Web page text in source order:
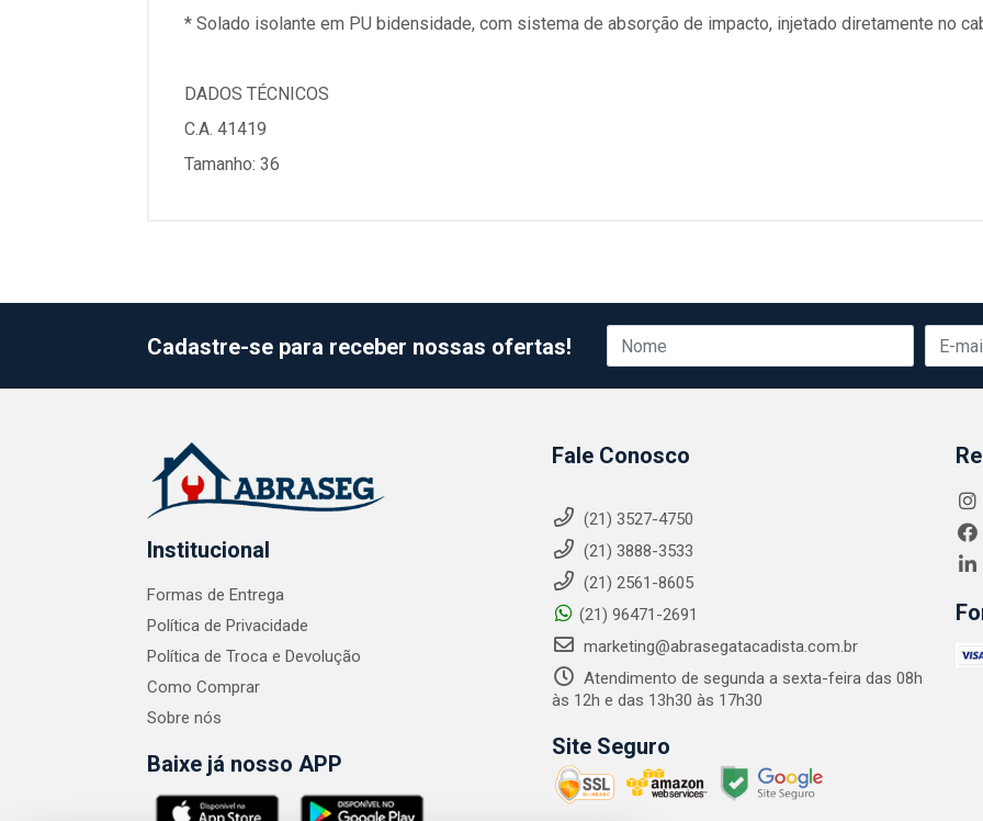
* Solado isolante em PU bidensidade, com sistema de absorção de impacto, injetado diretamente no
DADOS TÉCNICOS
C.A. 41419
Tamanho: 36
Cadastre-se para receber nossas ofertas!
Institucional
Formas de Entrega
Política de Privacidade
Política de Troca e Devolução
Como Comprar
Sobre nós
Baixe já nosso APP
Fale Conosco
(21) 3527-4750
(21) 3888-3533
(21) 2561-8605
(21) 96471-2691
marketing@abrasegatacadista.com.br
Atendimento de segunda a sexta-feira das 08h
às 12h e das 13h30 às 17h30
Site Seguro